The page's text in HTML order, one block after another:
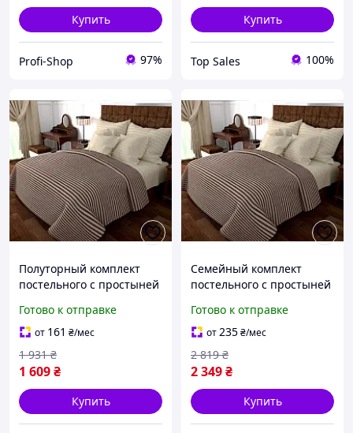
Купить
Profi-Shop 97%
Купить
Top Sales 100%
Полуторный комплект
постельного с простыней
135 гр/м2 MERISET
Коричневый с молочным
(200210145215)
Готово к отправке
от 161 ₴/мес
1 609₴
1 931 ₴
Купить
Семейный комплект
постельного с простыней
135 гр/м2 MERISET
Коричневый с молочным
(200240145215)
Готово к отправке
от235₴/мес
2 349₴
2 819 ₴
Купить